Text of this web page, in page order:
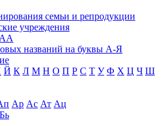
семьи и репродукции
учреждения
названий на буквы А-Я
Й К Л М Н О П Р С Т У Ф Х Ц Ч Ш
Ар Ас Ат Ац
Бь